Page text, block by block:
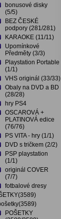
bonusové disky
(5/5)
BEZ ČESKÉ
podpory (281/281)
KARAOKE (11/11)
Upomínkové
Předměty (3/3)
Playstation Portable
(1/1)
VHS originál (33/33)
Obaly na DVD a BD
(28/28)
hry PS4
OSCAROVÁ +
PLATINOVÁ edice
(76/76)
PS VITA - hry (1/1)
DVD s tričkem (2/2)
PSP playstation
(1/1)
originál COVER
(7/7)
fotbalové dresy
POŠETKY